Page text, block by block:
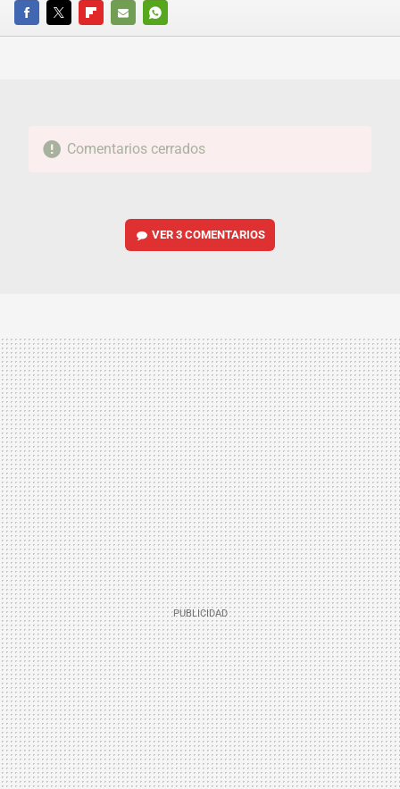
FACEBOOKTWITTERFLIPBOARD
E-
WHATSAPP
Comentarios cerrados
VER3 COMENTARIOS